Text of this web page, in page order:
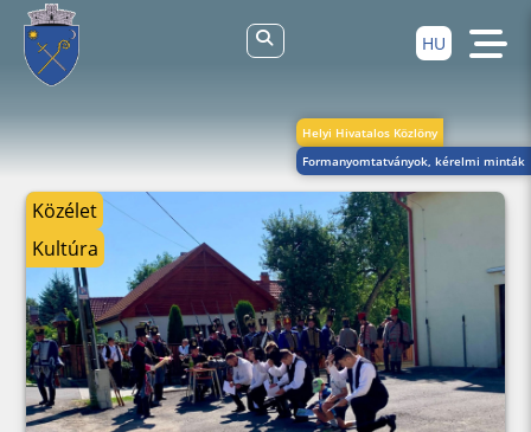
HU
Helyi Hivatalos Közlöny
Formanyomtatványok, kérelmi minták
Közélet
Kultúra